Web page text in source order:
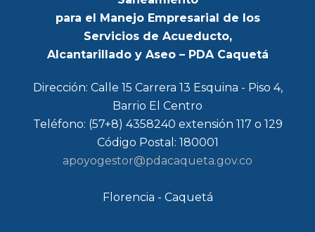
para el Manejo Empresarial de los
Servicios de Acueducto,
Alcantarillado y Aseo – PDA Caquetá
Dirección: Calle 15 Carrera 13 Esquina - Piso 4,
Barrio El Centro
Teléfono: (57+8) 4358240 extensión 117 o 129
Código Postal: 180001
apoyogestor@pdacaqueta.gov.co
Florencia - Caquetá